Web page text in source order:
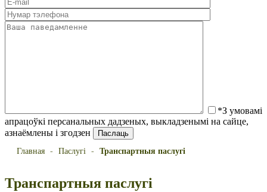
*З умовамі
апрацоўкі персанальных дадзеных, выкладзенымі на сайце,
азнаёмлены і згодзен
Главная - Паслугі - Транспартныя паслугі
Транспартныя паслугі